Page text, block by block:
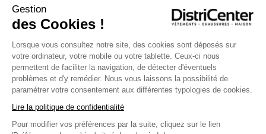
Gestion
des Cookies !
Lorsque vous consultez notre site, des cookies sont déposés sur
votre ordinateur, votre mobile ou votre tablette. Ceux-ci nous
permettent de faciliter la navigation, de détecter d'éventuels
problèmes et d'y remédier. Nous vous laissons la possibilité de
paramétrer votre consentement aux différentes typologies de cookies.
Lire la politique de confidentialité
Pour modifier vos préférences par la suite, cliquez sur le lien
envies ! Associé à un pantalon fluide ou un short, le T-shirt est l'option idéale pour
profiter pleinement du soleil et rester au frais pendant les journées estivales.
Pour les saisons intermédiaires, où les températures sont plus fraîches mais pas
encore hivernales, optez pour nos T-shirts à manches ¾. Disponibles dans un large
choix de motifs, de couleurs et de styles, ils ajoutent une touche de style à votre
tenue tout en vous offrant un peu plus de chaleur. Parfaits pour les journées
automnales ou les soirées fraîches d'été, ces T-shirts sont polyvalents et faciles à
assortir avec différents vêtements. Enfin, lorsque l'hiver s'installe et que le froid se
Porté sous un manteau pour vos sorties en extérieur ou sous un pull confortable pour
de votre garde-robe hivernale ! Avec notre sélection variée de modèles, vous trouverez